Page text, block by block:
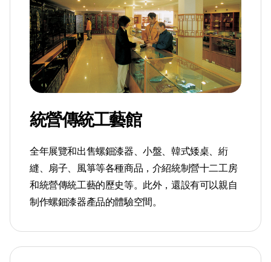
統營傳統工藝館
全年展覽和出售螺鈿漆器、小盤、韓式矮桌、絎
縫、扇子、風箏等各種商品，介紹統制營十二工房
和統營傳統工藝的歷史等。此外，還設有可以親自
制作螺鈿漆器產品的體驗空間。